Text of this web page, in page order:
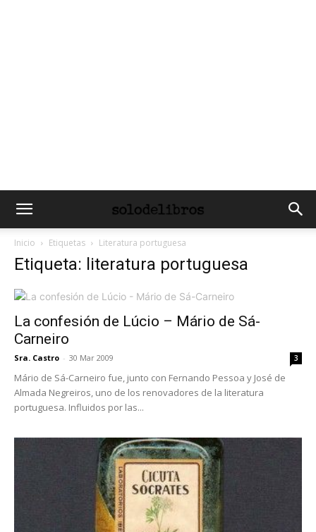
Inicio Etiquetas Literatura portuguesa
Etiqueta: literatura portuguesa
La confesión de Lúcio – Mário de Sá-
Carneiro
Sra. Castro - 30 Mar 2009 3
Mário de Sá-Carneiro fue, junto con Fernando Pessoa y José de
Almada Negreiros, uno de los renovadores de la literatura
portuguesa. Influidos por las...